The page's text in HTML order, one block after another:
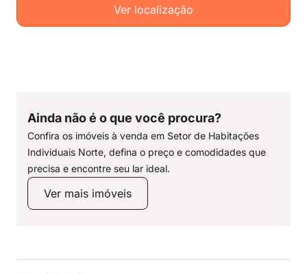
Ver localização
Ainda não é o que você procura?
Confira os imóveis à venda em Setor de Habitações
Individuais Norte, defina o preço e comodidades que
precisa e encontre seu lar ideal.
Ver mais imóveis